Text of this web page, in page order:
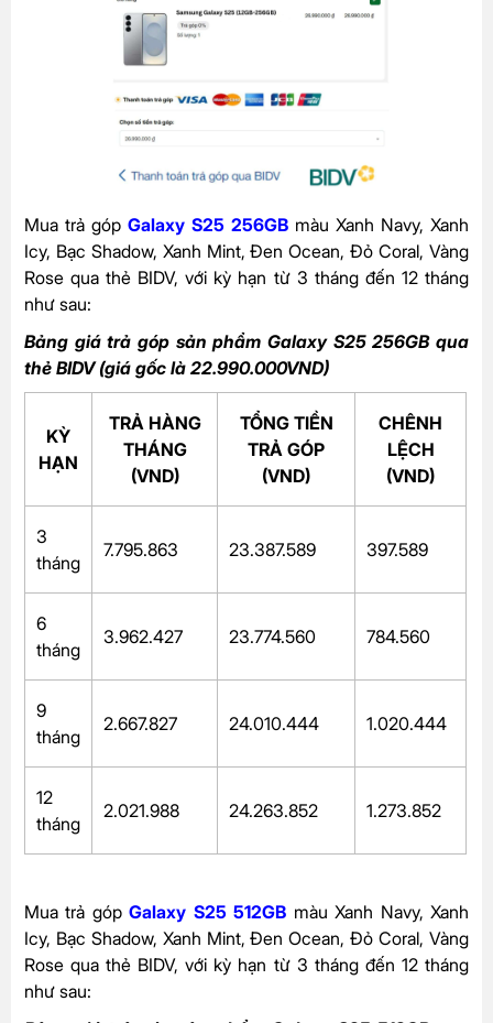
Mua trả góp Galaxy S25 256GB màu Xanh Navy, Xanh
Icy, Bạc Shadow, Xanh Mint, Đen Ocean, Đỏ Coral, Vàng
Rose qua thẻ BIDV, với kỳ hạn từ 3 tháng đến 12 tháng
như sau:
Bảng giá trả góp sản phẩm Galaxy S25 256GB qua
thẻ BIDV (giá gốc là 22.990.000VND)
KỲ
HẠN
TRẢ HÀNG
THÁNG
(VND)
TỔNG TIỀN
TRẢ GÓP
(VND)
CHÊNH
LỆCH
(VND)
3
tháng
7.795.863 23.387.589 397.589
6
tháng
3.962.427 23.774.560 784.560
9
tháng
2.667.827 24.010.444 1.020.444
12
tháng
2.021.988 24.263.852 1.273.852
Mua trả gópGalaxy S25 512GB màu Xanh Navy, Xanh
Icy, Bạc Shadow, Xanh Mint, Đen Ocean, Đỏ Coral, Vàng
Rose qua thẻ BIDV, với kỳ hạn từ 3 tháng đến 12 tháng
như sau: